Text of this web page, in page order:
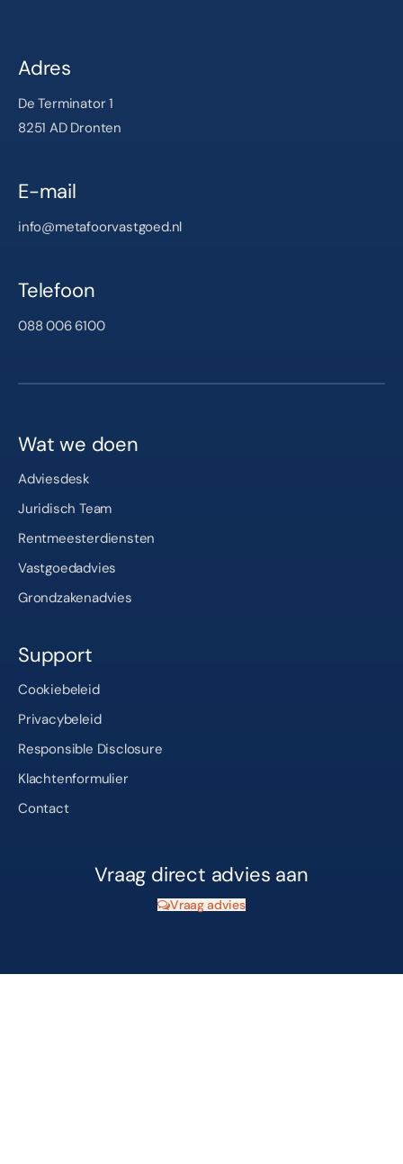
Adres
De Terminator 1
8251 AD Dronten
E-mail
info@metafoorvastgoed.nl
Telefoon
088 006 6100
Wat we doen
Adviesdesk
Juridisch Team
Rentmeesterdiensten
Vastgoedadvies
Grondzakenadvies
Support
Cookiebeleid
Privacybeleid
Responsible Disclosure
Klachtenformulier
Contact
Vraag direct advies aan
Vraag advies